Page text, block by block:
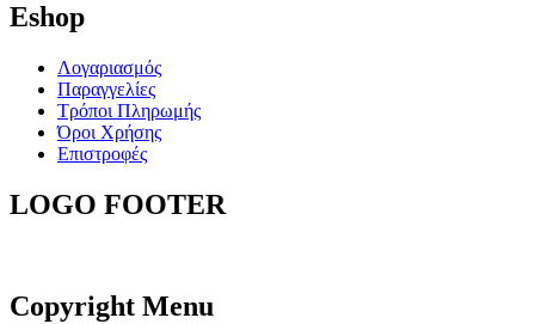
Eshop
Λογαριασμός
Παραγγελίες
Τρόποι Πληρωμής
Όροι Χρήσης
Επιστροφές
LOGO FOOTER
Copyright Menu